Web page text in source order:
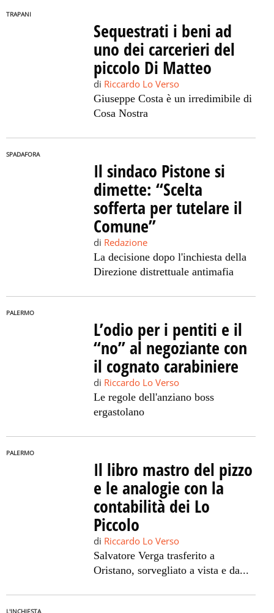
TRAPANI
Sequestrati i beni ad
uno dei carcerieri del
piccolo Di Matteo
di Riccardo Lo Verso
Giuseppe Costa è un irredimibile di
Cosa Nostra
SPADAFORA
Il sindaco Pistone si
dimette: “Scelta
sofferta per tutelare il
Comune”
di Redazione
La decisione dopo l'inchiesta della
Direzione distrettuale antimafia
PALERMO
L’odio per i pentiti e il
“no” al negoziante con
il cognato carabiniere
di Riccardo Lo Verso
Le regole dell'anziano boss
ergastolano
PALERMO
Il libro mastro del pizzo
e le analogie con la
contabilità dei Lo
Piccolo
di Riccardo Lo Verso
Salvatore Verga trasferito a
Oristano, sorvegliato a vista e da...